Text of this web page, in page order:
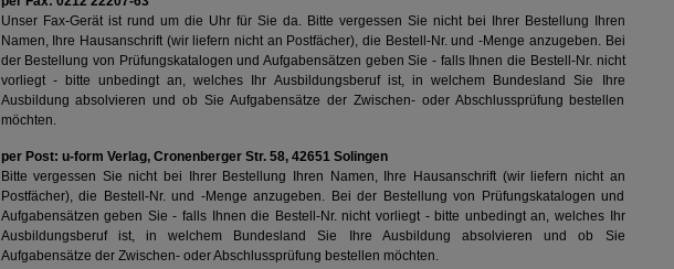
Unser Fax-Gerät ist rund um die Uhr für Sie da. Bitte vergessen Sie nicht bei Ihrer Bestellung Ihren
Namen, Ihre Hausanschrift (wir liefern nicht an Postfächer), die Bestell-Nr. und -Menge anzugeben. Bei
der Bestellung von Prüfungskatalogen und Aufgabensätzen geben Sie - falls Ihnen die Bestell-Nr. nicht
vorliegt - bitte unbedingt an, welches Ihr Ausbildungsberuf ist, in welchem Bundesland Sie Ihre
Ausbildung absolvieren und ob Sie Aufgabensätze der Zwischen- oder Abschlussprüfung bestellen
möchten.
per Post: u-form Verlag, Cronenberger Str. 58, 42651 Solingen
Bitte vergessen Sie nicht bei Ihrer Bestellung Ihren Namen, Ihre Hausanschrift (wir liefern nicht an
Postfächer), die Bestell-Nr. und -Menge anzugeben. Bei der Bestellung von Prüfungskatalogen und
Aufgabensätzen geben Sie - falls Ihnen die Bestell-Nr. nicht vorliegt - bitte unbedingt an, welches Ihr
Ausbildungsberuf ist, in welchem Bundesland Sie Ihre Ausbildung absolvieren und ob Sie
Aufgabensätze der Zwischen- oder Abschlussprüfung bestellen möchten.